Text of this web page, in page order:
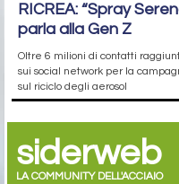
RICREA: “Spray
parla alla Gen Z
Oltre 6 milioni di contatti
sui social network per la
sul riciclo degli aerosol
siderweb
LA COMMUNITY DELL'ACCIAIO